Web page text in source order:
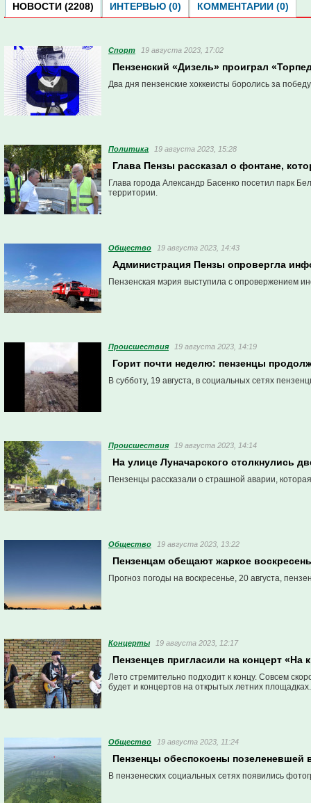
НОВОСТИ (2208) ИНТЕРВЬЮ (0) КОММЕНТАРИИ (0)
Спорт 19 августа 2023, 17:02
Пензенский «Дизель» проиграл
Два дня пензенские хоккеисты боролись за
Политика 19 августа 2023, 15:28
Глава Пензы рассказал о фонтане,
Глава города Александр Басенко посетил парк
территории.
Общество 19 августа 2023, 14:43
Администрация Пензы опровергла
Пензенская мэрия выступила с опровержением
Проиcшествия 19 августа 2023, 14:19
Горит почти неделю: пензенцы
В субботу, 19 августа, в социальных сетях
Проиcшествия 19 августа 2023, 14:14
На улице Луначарского столкнулись
Пензенцы рассказали о страшной аварии,
Общество 19 августа 2023, 13:22
Пензенцам обещают жаркое
Прогноз погоды на воскресенье, 20 августа,
Концерты 19 августа 2023, 12:17
Пензенцев пригласили на концерт «На
Лето стремительно подходит к концу. Совсем
будет и концертов на открытых летних площадках.
Общество 19 августа 2023, 11:24
Пензенцы обеспокоены
В пензенеских социальных сетях появились